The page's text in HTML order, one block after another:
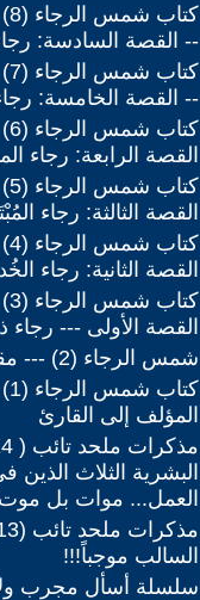
-- القصة السادسة:
-- القصة الخامسة:
القصة الرابعة: رجاء
القصة الثالثة: رجاء
القصة الثانية: رجاء
القصة الأولى --- رجاء
شمس الرجاء (2) --- مقدمة
المؤلف إلى القارئ
البشرية الثلاث
العمل... موات بل موت
السالب موجباً!!!